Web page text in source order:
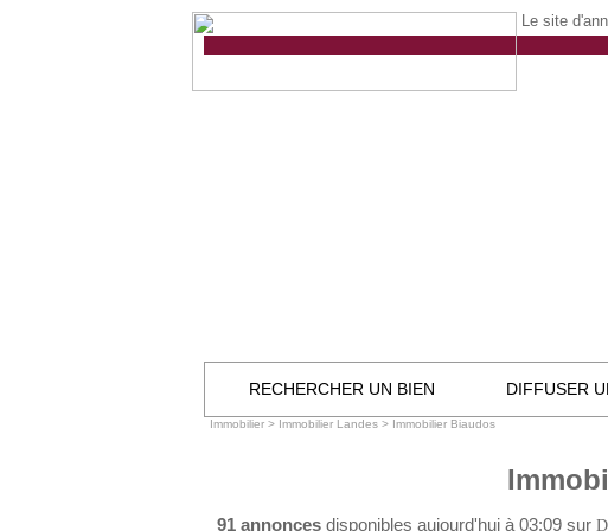
Le site
RECHERCHER UN BIEN DIFFUSER
Immobilier > Immobilier Landes > Immobilier Biaudos
91 annonces disponibles aujourd'hui à 03:09 sur D